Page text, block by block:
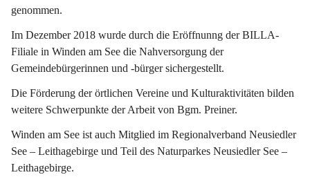
genommen.
Im Dezember 2018 wurde durch die Eröffnunng der BILLA-
Filiale in Winden am See die Nahversorgung der
Gemeindebürgerinnen und -bürger sichergestellt.
Die Förderung der örtlichen Vereine und Kulturaktivitäten bilden
weitere Schwerpunkte der Arbeit von Bgm. Preiner.
Winden am See ist auch Mitglied im Regionalverband Neusiedler
See – Leithagebirge und Teil des Naturparkes Neusiedler See –
Leithagebirge.